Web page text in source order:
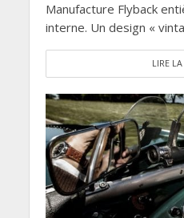
Manufacture Flyback
interne. Un design «
LIRE LA